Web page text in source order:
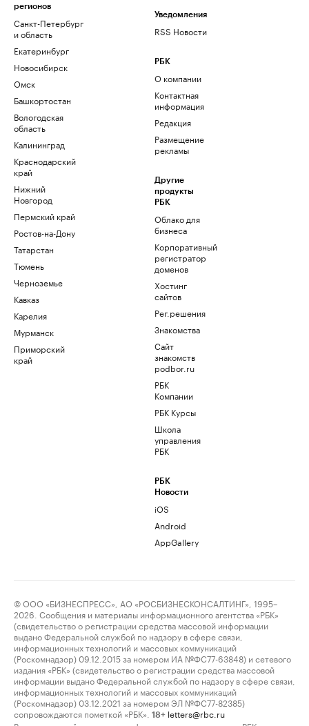
регионов
Санкт-Петербург
и область
Екатеринбург
Новосибирск
Омск
Башкортостан
Вологодская
область
Калининград
Краснодарский
край
Нижний
Новгород
Пермский край
Ростов-на-Дону
Татарстан
Тюмень
Черноземье
Кавказ
Карелия
Мурманск
Приморский
край
Уведомления
RSS Новости
РБК
О компании
Контактная
информация
Редакция
Размещение
рекламы
Другие
продукты
РБК
Облако для
бизнеса
Корпоративный
регистратор
доменов
Хостинг
сайтов
Рег.решения
Знакомства
Сайт
знакомств
podbor.ru
РБК
Компании
РБК Курсы
Школа
управления
РБК
РБК
Новости
iOS
Android
AppGallery
© ООО «БИЗНЕСПРЕСС», АО «РОСБИЗНЕСКОНСАЛТИНГ», 1995–
2026. Сообщения и материалы информационного агентства «РБК»
(свидетельство о регистрации средства массовой информации
выдано Федеральной службой по надзору в сфере связи,
информационных технологий и массовых коммуникаций
(Роскомнадзор) 09.12.2015 за номером ИА №ФС77-63848) и сетевого
издания «РБК» (свидетельство о регистрации средства массовой
информации выдано Федеральной службой по надзору в сфере связи,
информационных технологий и массовых коммуникаций
(Роскомнадзор) 03.12.2021 за номером ЭЛ №ФС77-82385)
сопровождаются пометкой «РБК».
18+ letters@rbc.ru